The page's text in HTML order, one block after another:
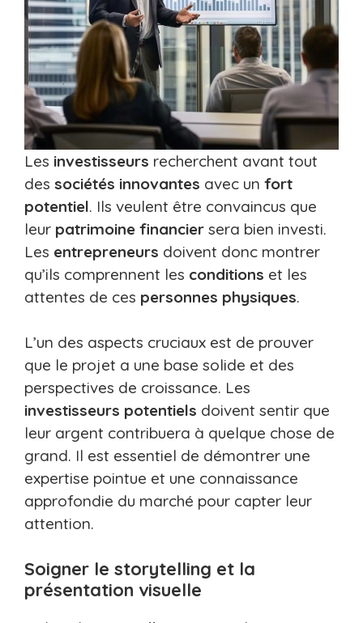
Les investisseurs recherchent avant tout
des sociétés innovantes avec un fort
potentiel. Ils veulent être convaincus que
leur patrimoine financier sera bien investi.
Les entrepreneurs doivent donc montrer
qu’ils comprennent les conditions et les
attentes de ces personnes physiques.
L’un des aspects cruciaux est de prouver
que le projet a une base solide et des
perspectives de croissance. Les
investisseurs potentiels doivent sentir que
leur argent contribuera à quelque chose de
grand. Il est essentiel de démontrer une
expertise pointue et une connaissance
approfondie du marché pour capter leur
attention.
Soigner le storytelling et la
présentation visuelle